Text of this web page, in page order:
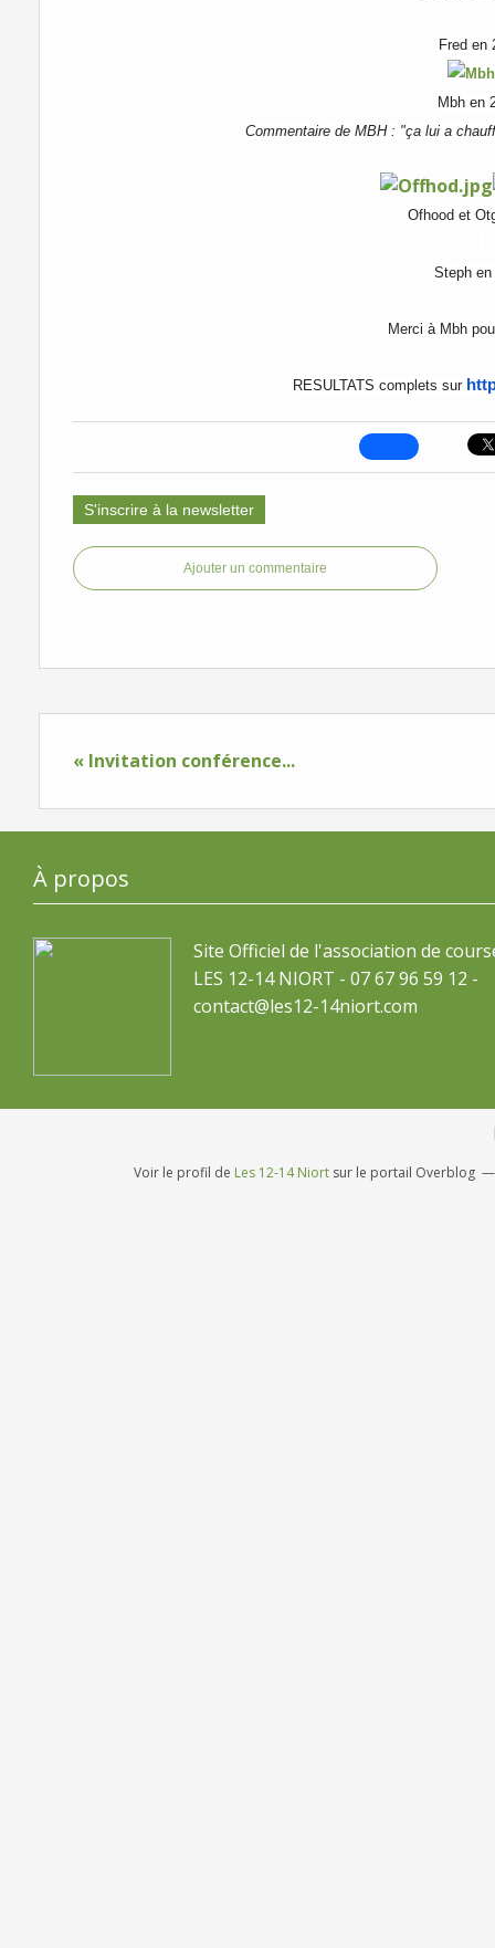
Fred en
Mbh en
Commentaire de MBH : "ça lui a
Ofhood et
Steph en
Merci à Mbh
RESULTATS complets sur
S'inscrire à la newsletter
Ajouter un commentaire
« Invitation conférence...
À propos
Site Officiel de l'association de
LES 12-14 NIORT - 07 67 96 59 12 -
contact@les12-14niort.com
Voir le profil de Les 12-14 Niort sur le portail Overblog